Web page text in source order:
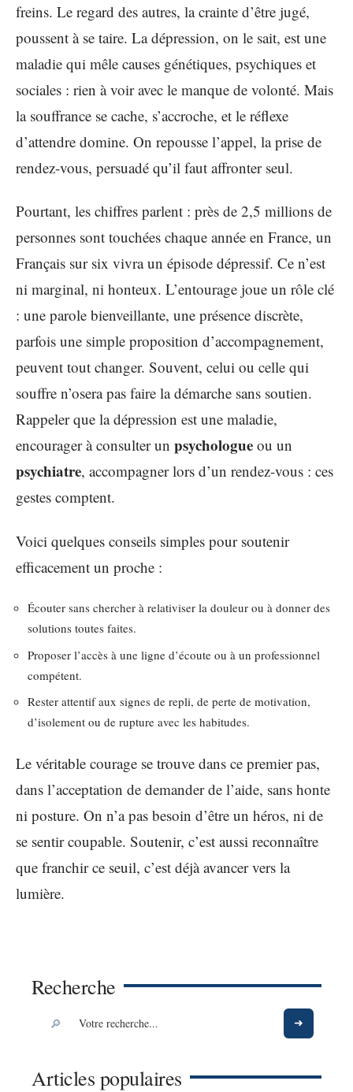
freins. Le regard des autres, la crainte d’être jugé,
poussent à se taire. La dépression, on le sait, est une
maladie qui mêle causes génétiques, psychiques et
sociales : rien à voir avec le manque de volonté. Mais
la souffrance se cache, s’accroche, et le réflexe
d’attendre domine. On repousse l’appel, la prise de
rendez-vous, persuadé qu’il faut affronter seul.
Pourtant, les chiffres parlent : près de 2,5 millions de
personnes sont touchées chaque année en France, un
Français sur six vivra un épisode dépressif. Ce n’est
ni marginal, ni honteux. L’entourage joue un rôle clé
: une parole bienveillante, une présence discrète,
parfois une simple proposition d’accompagnement,
peuvent tout changer. Souvent, celui ou celle qui
souffre n’osera pas faire la démarche sans soutien.
Rappeler que la dépression est une maladie,
encourager à consulter un psychologue ou un
psychiatre, accompagner lors d’un rendez-vous : ces
gestes comptent.
Voici quelques conseils simples pour soutenir
efficacement un proche :
Écouter sans chercher à relativiser la douleur ou à donner des
solutions toutes faites.
Proposer l’accès à une ligne d’écoute ou à un professionnel
compétent.
Rester attentif aux signes de repli, de perte de motivation,
d’isolement ou de rupture avec les habitudes.
Le véritable courage se trouve dans ce premier pas,
dans l’acceptation de demander de l’aide, sans honte
ni posture. On n’a pas besoin d’être un héros, ni de
se sentir coupable. Soutenir, c’est aussi reconnaître
que franchir ce seuil, c’est déjà avancer vers la
lumière.
Recherche
Articles populaires